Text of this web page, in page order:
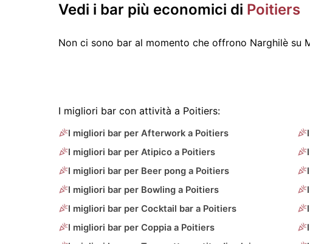
Vedi i bar più economici di Poitiers
Non ci sono bar al momento che offrono Narghilè
I migliori bar con attività a Poitiers:
I migliori bar per Afterwork a Poitiers
I migliori bar per Atipico a Poitiers
I migliori bar per Beer pong a Poitiers
I migliori bar per Bowling a Poitiers
I migliori bar per Cocktail bar a Poitiers
I migliori bar per Coppia a Poitiers